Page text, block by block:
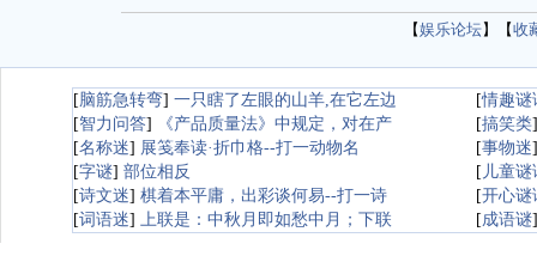
【娱乐论坛】【收
[脑筋急转弯] 一只瞎了左眼的山羊,在它左边 [情趣谜
[智力问答] 《产品质量法》中规定，对在产 [搞笑类
[名称迷] 展笺奉读·折巾格--打一动物名 [事物迷
[字谜] 部位相反 [ 儿童谜
[诗文迷] 棋着本平庸，出彩谈何易--打一诗 [开心谜
[词语迷] 上联是：中秋月即如愁中月；下联 [成语谜